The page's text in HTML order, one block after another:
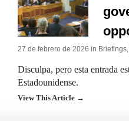
27 de febrero de 2026 in Briefings,
Disculpa, pero esta entrada
Estadounidense.
View This Article →